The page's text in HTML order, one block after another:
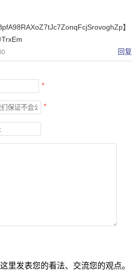
】
回复
*
*
里发表您的看法、交流您的观点。